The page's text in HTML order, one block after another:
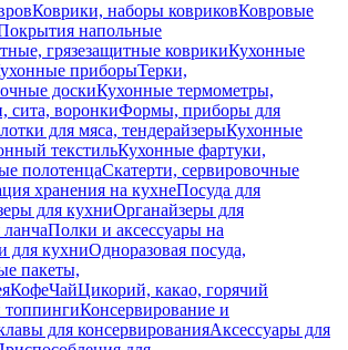
Коврики, наборы ковриковКовровые
напольные
грязезащитные коврикиКухонные
приборыТерки,
доскиКухонные термометры,
сита, воронкиФормы, приборы для
для мяса, тендерайзерыКухонные
текстильКухонные фартуки,
полотенцаСкатерти, сервировочные
хранения на кухнеПосуда для
для кухниОрганайзеры для
Полки и аксессуары на
для кухниОдноразовая посуда,
пакеты,
КофеЧайЦикорий, какао, горячий
Консервирование и
для консервированияАксессуары для